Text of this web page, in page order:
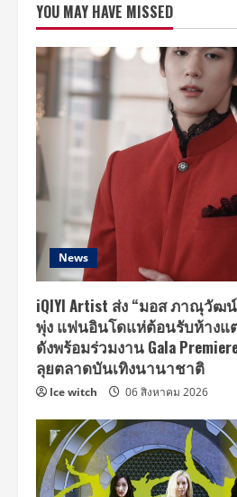
COLLECTION
เสิร์ฟ
เมคอัพ
เท
รนด์
ติด
ทัช
YOU MAY HAVE MISSED
News
iQIYI Artist ส่ง “มอส ภาณุวัฒ
พุ่ง แฟนอินโดแห่ต้อนรับห้างแ
ดังพร้อมร่วมงาน Gala
ลุยตลาดบันเทิงนานาชาติ
Ice witch 06 สิงหาคม 2026